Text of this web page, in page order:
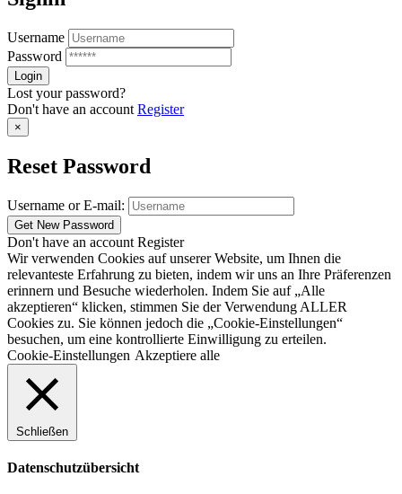
Username
Password
Lost your password?
Don't have an account Register
×
Reset Password
Username or E-mail:
Don't have an account Register
Wir verwenden Cookies auf unserer Website, um Ihnen die
relevanteste Erfahrung zu bieten, indem wir uns an Ihre Präferenzen
erinnern und Besuche wiederholen. Indem Sie auf „Alle
akzeptieren“ klicken, stimmen Sie der Verwendung ALLER
Cookies zu. Sie können jedoch die „Cookie-Einstellungen“
besuchen, um eine kontrollierte Einwilligung zu erteilen.
Cookie-Einstellungen Akzeptiere alle
Schließen
Datenschutzübersicht